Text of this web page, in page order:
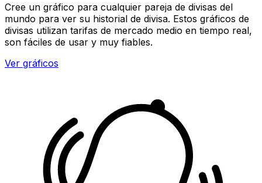
Cree un gráfico para cualquier pareja de divisas del
mundo para ver su historial de divisa. Estos gráficos de
divisas utilizan tarifas de mercado medio en tiempo real,
son fáciles de usar y muy fiables.
Ver gráficos